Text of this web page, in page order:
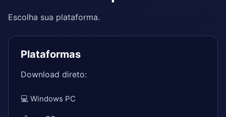
Escolha sua plataforma.
Plataformas
Download direto:
💻 Windows PC